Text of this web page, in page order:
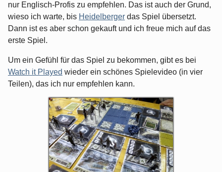
nur Englisch-Profis zu empfehlen. Das ist auch der Grund,
wieso ich warte, bis Heidelberger das Spiel übersetzt.
Dann ist es aber schon gekauft und ich freue mich auf das
erste Spiel.
Um ein Gefühl für das Spiel zu bekommen, gibt es bei
Watch it Played wieder ein schönes Spielevideo (in vier
Teilen), das ich nur empfehlen kann.